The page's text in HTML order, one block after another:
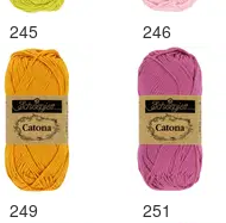
245 246
249 251